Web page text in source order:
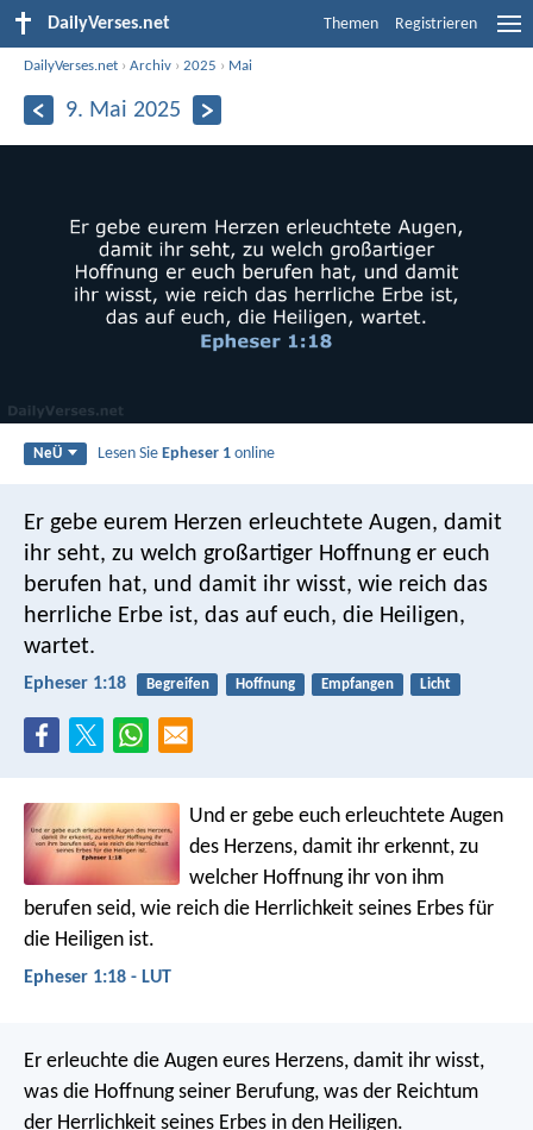
DailyVerses.net Themen Registrieren
DailyVerses.net ›Archiv ›2025 › Mai
9. Mai 2025
NeÜ Lesen SieEpheser 1 online
Er gebe eurem Herzen erleuchtete Augen, damit
ihr seht, zu welch großartiger Hoffnung er euch
berufen hat, und damit ihr wisst, wie reich das
herrliche Erbe ist, das auf euch, die Heiligen,
wartet.
Epheser 1:18 Begreifen Hoffnung Empfangen Licht
Und er gebe euch erleuchtete Augen
des Herzens, damit ihr erkennt, zu
welcher Hoffnung ihr von ihm
berufen seid, wie reich die Herrlichkeit seines Erbes für
die Heiligen ist.
Epheser 1:18 - LUT
Er erleuchte die Augen eures Herzens, damit ihr wisst,
was die Hoffnung seiner Berufung, was der Reichtum
der Herrlichkeit seines Erbes in den Heiligen.